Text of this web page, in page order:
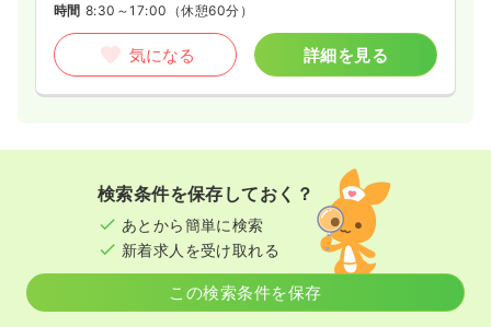
時間 8:30～17:00 （休憩60分）
気になる 詳細を見る
検索条件を保存しておく？
あとから簡単に検索
新着求人を受け取れる
この検索条件を保存